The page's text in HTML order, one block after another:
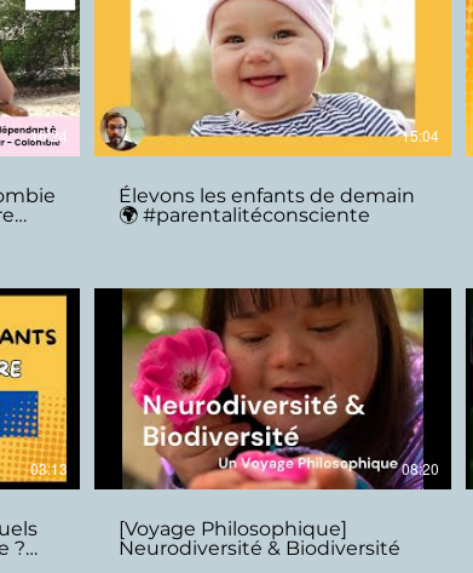
16:24 15:04
Élevons les enfants de demain
🌍 #parentalitéconsciente
03:13
?
08:20
[Voyage Philosophique]
Neurodiversité & Biodiversité